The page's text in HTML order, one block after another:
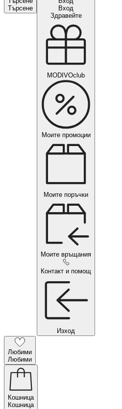
Търсене
Вход
Здравейте
MODIVOclub
Моите промоции
Моите поръчки
Моите връщания
Контакт и помощ
Изход
Любими
Любими
Кошница
Кошница